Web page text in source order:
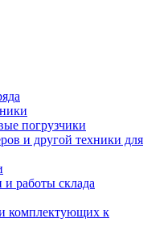
погрузчики
и другой техники для
работы склада
комплектующих к